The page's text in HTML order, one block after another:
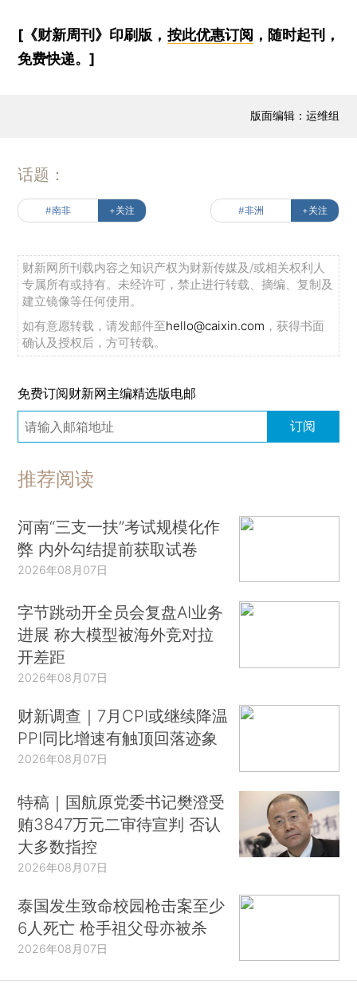
[《财新周刊》印刷版， 按此优惠订阅 ，随时起刊，
免费快递。]
版面编辑：运维组
话题：
#南非 +关注 #非洲 +关注
财新网所刊载内容之知识产权为财新传媒及/或相关权利人
专属所有或持有。未经许可，禁止进行转载、摘编、复制及
建立镜像等任何使用。
如有意愿转载，请发邮件至hello@caixin.com ，获得书面
确认及授权后，方可转载。
免费订阅财新网主编精选版电邮
订阅
推荐阅读
河南“三支一扶”考试规模化作
弊 内外勾结提前获取试卷
2026年08月07日
字节跳动开全员会复盘AI业务
进展 称大模型被海外竞对拉
开差距
2026年08月07日
财新调查｜7月CPI或继续降温
PPI同比增速有触顶回落迹象
2026年08月07日
特稿｜国航原党委书记樊澄受
贿3847万元二审待宣判 否认
大多数指控
2026年08月07日
泰国发生致命校园枪击案至少
6人死亡 枪手祖父母亦被杀
2026年08月07日